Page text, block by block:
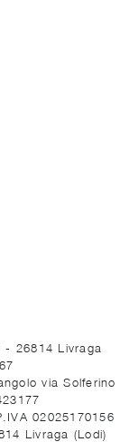
- 26814 Livraga
via Solferino
02025170156
Livraga (Lodi)